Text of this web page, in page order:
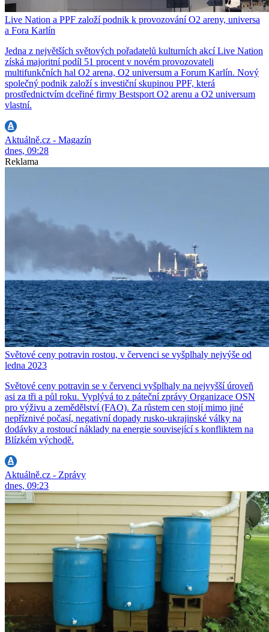
Live Nation a PPF založí podnik k provozování O2 areny, universa
a Fora Karlín
Jedna z největších světových pořadatelů kulturních akcí Live Nation
získá majoritní podíl 51 procent v novém provozovateli
multifunkčních hal O2 arena, O2 universum a Forum Karlín. Nový
společný podnik založí s investiční skupinou PPF, která
prostřednictvím dceřiné firmy Bestsport O2 arenu a O2 universum
vlastní.
Aktuálně.cz - Magazín
dnes, 09:28
Reklama
Světové ceny potravin rostou, v červenci se vyšplhaly nejvýše od
ledna 2023
Světové ceny potravin se v červenci vyšplhaly na nejvyšší úroveň
asi za tři a půl roku. Vyplývá to z páteční zprávy Organizace OSN
pro výživu a zemědělství (FAO). Za růstem cen stojí mimo jiné
nepříznivé počasí, negativní dopady rusko-ukrajinské války na
dodávky a rostoucí náklady na energie související s konfliktem na
Blízkém východě.
Aktuálně.cz - Zprávy
dnes, 09:23